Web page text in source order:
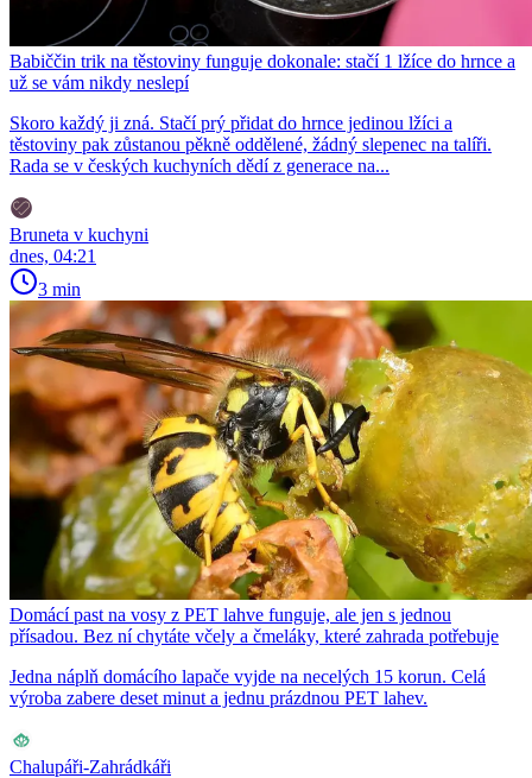
Babiččin trik na těstoviny funguje dokonale: stačí 1 lžíce do hrnce a
už se vám nikdy neslepí
Skoro každý ji zná. Stačí prý přidat do hrnce jedinou lžíci a
těstoviny pak zůstanou pěkně oddělené, žádný slepenec na talíři.
Rada se v českých kuchyních dědí z generace na...
Bruneta v kuchyni
dnes, 04:21
3 min
Domácí past na vosy z PET lahve funguje, ale jen s jednou
přísadou. Bez ní chytáte včely a čmeláky, které zahrada potřebuje
Jedna náplň domácího lapače vyjde na necelých 15 korun. Celá
výroba zabere deset minut a jednu prázdnou PET lahev.
Chalupáři-Zahrádkáři